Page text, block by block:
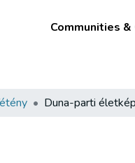
Communities
Duna-parti életkép